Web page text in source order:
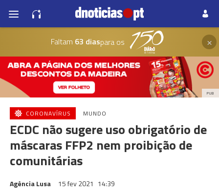
Faltam 63 diaspara os ×
PUB
CORONAVÍRUS MUNDO
ECDC não sugere uso obrigatório de
máscaras FFP2 nem proibição de
comunitárias
Agência Lusa 15 fev 2021 14:39